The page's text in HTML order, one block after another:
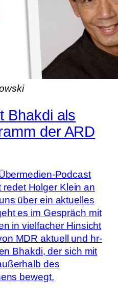
Bhakdi als
der ARD
Podcast
redet Holger Klein an
über ein aktuelles
es im Gespräch mit
in vielfacher Hinsicht
MDR aktuell und hr-
Bhakdi, der sich mit
des
bewegt.